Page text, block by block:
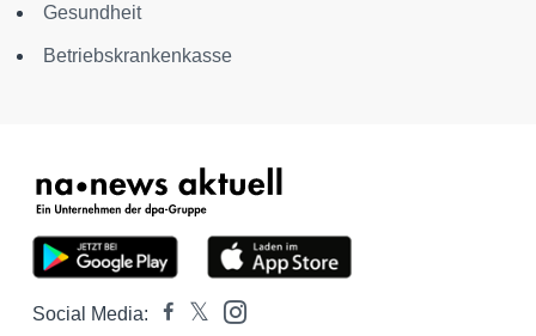
Gesundheit
Betriebskrankenkasse
Social Media: